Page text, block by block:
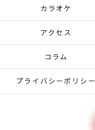
カラオケ
アクセス
コラム
プライバシーポリシー